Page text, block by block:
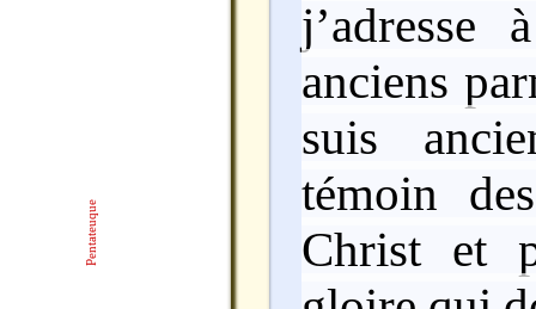
j’adresse
anciens
suis
témoin
Christ et
Pentateuque